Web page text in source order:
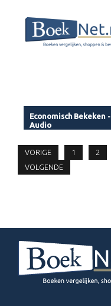
Economisch Bekeken -
Audio
VORIGE 1 2
VOLGENDE